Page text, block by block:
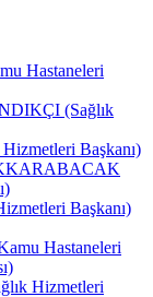
Hastaneleri
(Sağlık
Başkanı)
Başkanı)
Hastaneleri
Hizmetleri